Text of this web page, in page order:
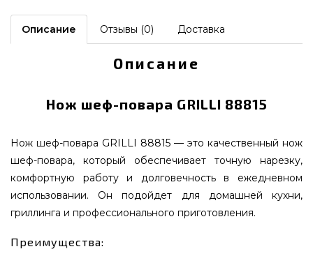
Описание Отзывы (0) Доставка
Описание
Нож шеф-повара GRILLI 88815
Нож шеф-повара GRILLI 88815 — это качественный нож
шеф-повара, который обеспечивает точную нарезку,
комфортную работу и долговечность в ежедневном
использовании. Он подойдет для домашней кухни,
гриллинга и профессионального приготовления.
Преимущества: